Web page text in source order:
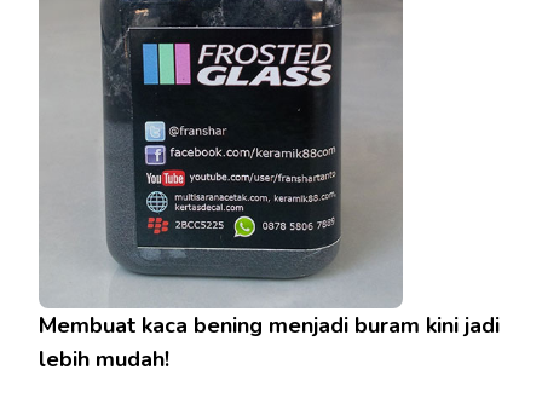
Membuat kaca bening menjadi buram kini jadi
lebih mudah!